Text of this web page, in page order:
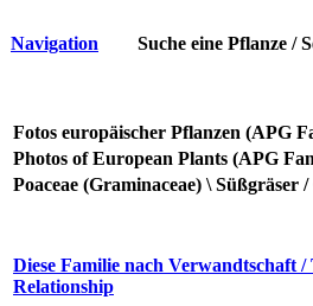
Navigation Suche eine Pflanze /
Fotos europäischer Pflanzen (APG
Photos of European Plants (APG
Poaceae (Graminaceae) \ Süßgräser
Diese Familie nach Verwandtschaft
Relationship